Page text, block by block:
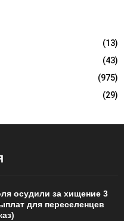
(13)
(43)
(975)
(29)
осудили за хищение 3
для переселенцев